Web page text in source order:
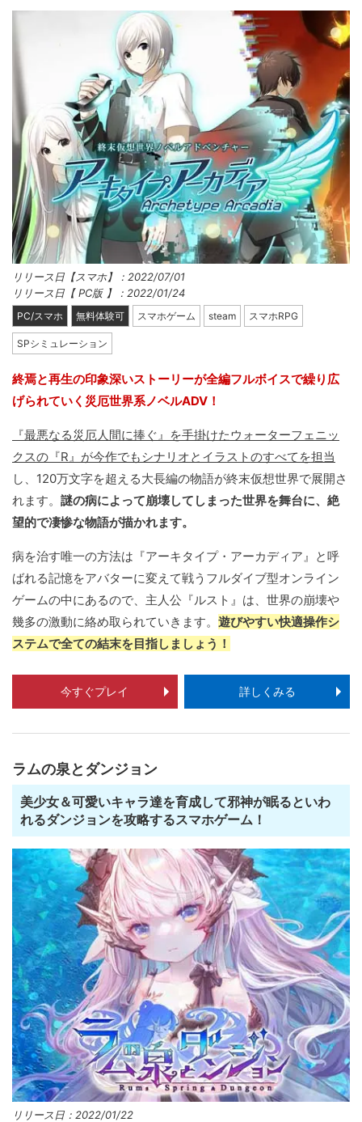
リリース日【スマホ】：2022/07/01
リリース日【 PC版 】：2022/01/24
PC/スマホ 無料体験可 スマホゲーム steam スマホRPG
SPシミュレーション
終焉と再生の印象深いストーリーが全編フルボイスで繰り広
げられていく災厄世界系ノベルADV！
『最悪なる災厄人間に捧ぐ』を手掛けたウォーターフェニッ
クスの『R』が今作でもシナリオとイラストのすべてを担当
し、120万文字を超える大長編の物語が終末仮想世界で展開さ
れます。 謎の病によって崩壊してしまった世界を舞台に、絶
望的で凄惨な物語が描かれます。
病を治す唯一の方法は『アーキタイプ・アーカディア』と呼
ばれる記憶をアバターに変えて戦うフルダイブ型オンライン
ゲームの中にあるので、主人公『ルスト』は、世界の崩壊や
幾多の激動に絡め取られていきます。 遊びやすい快適操作シ
ステムで全ての結末を目指しましょう！
今すぐプレイ 詳しくみる
ラムの泉とダンジョン
美少女＆可愛いキャラ達を育成して邪神が眠るといわ
れるダンジョンを攻略するスマホゲーム！
リリース日：2022/01/22